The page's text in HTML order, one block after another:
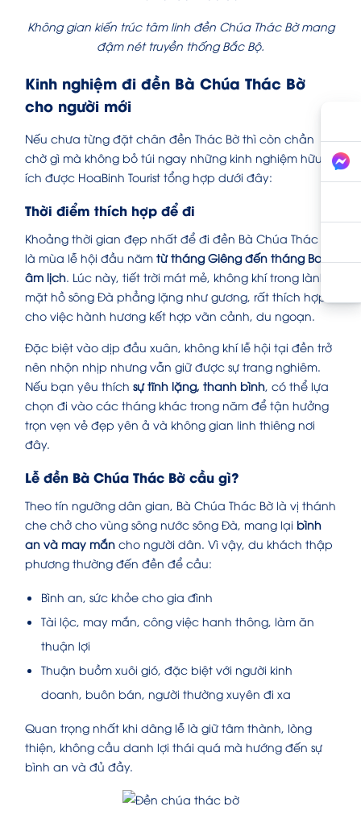
Không gian kiến trúc tâm linh đền Chúa Thác Bờ mang
đậm nét truyền thống Bắc Bộ.
Kinh nghiệm đi đền Bà Chúa Thác Bờ
cho người mới
Nếu chưa từng đặt chân đền Thác Bờ thì còn chần
chờ gì mà không bỏ túi ngay những kinh nghiệm hữu
ích được HoaBinh Tourist tổng hợp dưới đây:
Thời điểm thích hợp để đi
Khoảng thời gian đẹp nhất để đi đền Bà Chúa Thác Bờ
là mùa lễ hội đầu năm từ tháng Giêng đến tháng Ba
âm lịch. Lúc này, tiết trời mát mẻ, không khí trong lành,
mặt hồ sông Đà phẳng lặng như gương, rất thích hợp
cho việc hành hương kết hợp vãn cảnh, du ngoạn.
Đặc biệt vào dịp đầu xuân, không khí lễ hội tại đền trở
nên nhộn nhịp nhưng vẫn giữ được sự trang nghiêm.
Nếu bạn yêu thích sự tĩnh lặng, thanh bình, có thể lựa
chọn đi vào các tháng khác trong năm để tận hưởng
trọn vẹn vẻ đẹp yên ả và không gian linh thiêng nơi
đây.
Lễ đền Bà Chúa Thác Bờ cầu gì?
Theo tín ngưỡng dân gian, Bà Chúa Thác Bờ là vị thánh
che chở cho vùng sông nước sông Đà, mang lại bình
an và may mắn cho người dân. Vì vậy, du khách thập
phương thường đến đền để cầu:
Bình an, sức khỏe cho gia đình
Tài lộc, may mắn, công việc hanh thông, làm ăn
thuận lợi
Thuận buồm xuôi gió, đặc biệt với người kinh
doanh, buôn bán, người thường xuyên đi xa
Quan trọng nhất khi dâng lễ là giữ tâm thành, lòng
thiện, không cầu danh lợi thái quá mà hướng đến sự
bình an và đủ đầy.